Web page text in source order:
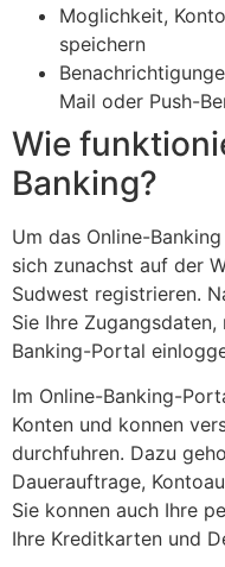
Moglichkeit,
speichern
Mail oder Push-
Wie
Banking?
Um das Online-
sich zunachst auf der
Sudwest registrieren.
Sie Ihre
Banking-Portal
Im Online-Banking-
Konten und konnen
durchfuhren. Dazu
Dauerauftrage,
Sie konnen auch Ihre
Ihre Kreditkarten und